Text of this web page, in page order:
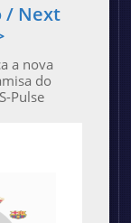
/ Next
a nova
do
Pulse